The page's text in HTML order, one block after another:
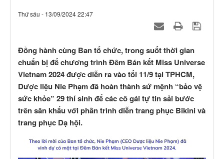
Thứ sáu - 13/09/2024 22:47
Đồng hành cùng Ban tổ chức, trong suốt thời gian
chuẩn bị để chương trình Đêm Bán kết Miss Universe
Vietnam 2024 được diễn ra vào tối 11/9 tại TPHCM,
Dược liệu Nie Phạm đã hoàn thành sứ mệnh “bảo vệ
sức khỏe” 29 thí sinh để các cô gái tự tin sải bước
trên sân khấu với phần trình diễn trang phục Bikini và
trang phục Dạ hội.